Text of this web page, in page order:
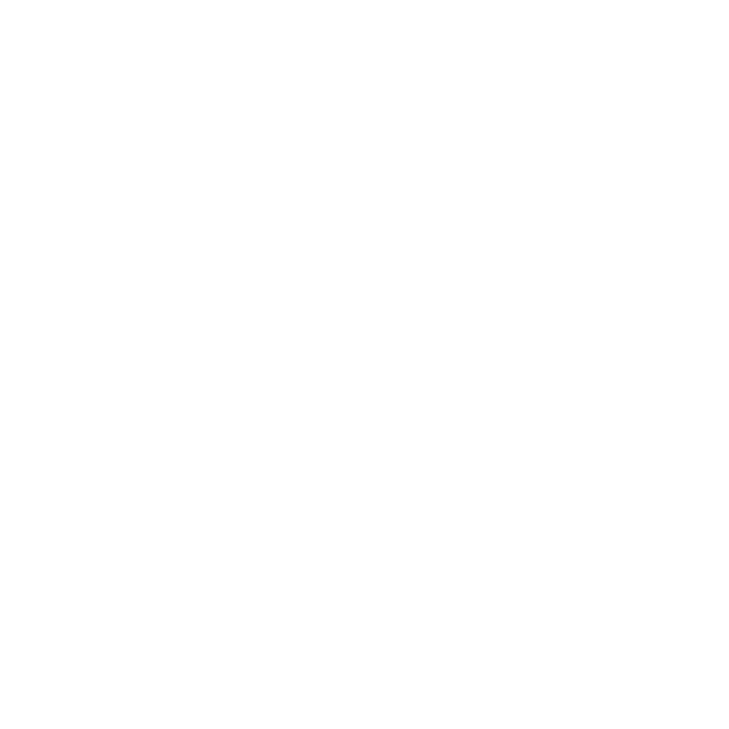
ételek 14:00 és 18:00 óra között, délután 17:00 és 18:00 óra között kávé, tea és desszertek, helyi alkoholos és alkoholmentes italok az
szolgáltatásai bizonyos részletekben szállodánként eltérhetnek.